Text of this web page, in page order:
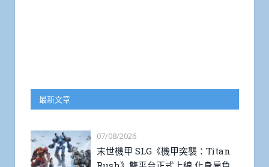
最新文章
07/08/2026
末世機甲 SLG《機甲突襲：Titan